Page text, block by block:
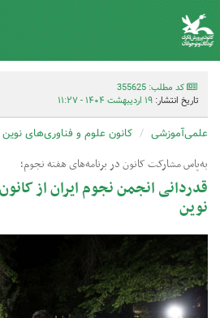
کد مطلب: 355625
تاریخ انتشار: ۱۹ اردیبهشت ۱۴۰۴ - ۱۱:۲۷
علمی‌آموزشی کانون علوم و فناوری‌های نوین
به‌پاس مشارکت کانون در برنامه‌های هفته نجوم؛
قدردانی انجمن نجوم ایران از
نوین